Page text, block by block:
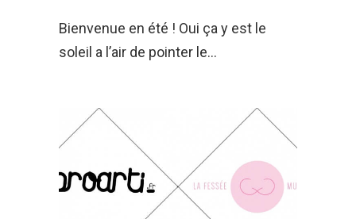
Bienvenue en été ! Oui ça y est le
soleil a l’air de pointer le…